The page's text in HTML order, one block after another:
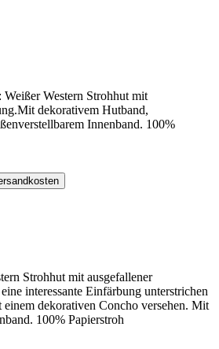
Western Strohhut mit
dekorativem Hutband,
Innenband. 100%
Strohhut mit ausgefallener
interessante Einfärbung unterstrichen
dekorativen Concho versehen. Mit
100% Papierstroh